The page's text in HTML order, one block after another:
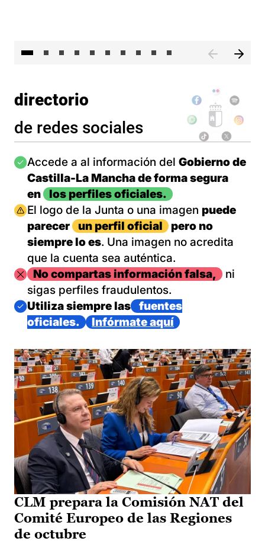
directorio
de redes sociales
Imagen
Accede a al información del Gobierno de
Castilla-La Mancha de forma segura
en
los perfiles oficiales.
Imagen
El logo de la Junta o una imagen puede
parecer
un perfil oficial
pero no
siempre lo es. Una imagen no acredita
que la cuenta sea auténtica.
ImagenNo compartas información falsa,
ni
sigas perfiles fraudulentos.
Imagen
Utiliza siempre las
fuentes
oficiales.
Infórmate aquí
CLM prepara la Comisión NAT del
Comité Europeo de las Regiones
de octubre